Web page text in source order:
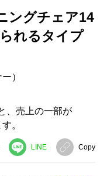
ングチェア14
れるタイプ
）
、売上の一部が
。
LINE Copy